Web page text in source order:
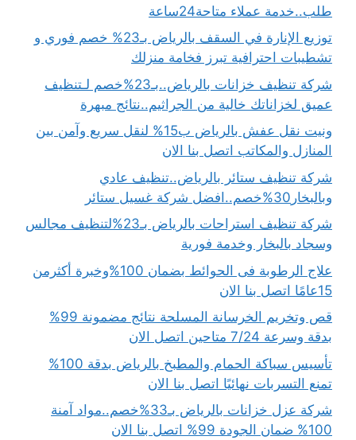
طلب..خدمة عملاء متاحة24ساعة
توزيع الإنارة في السقف بالرياض بـ23% خصم فوري و
تشطيبات احترافية تبرز فخامة منزلك
شركة تنظيف خزانات بالرياض..بـ23%خصم لـتنظيف
عميق لخزاناتك خالية من الجراثيم..نتائج مبهرة
ونيت نقل عفش بالرياض ب15% لنقل سريع وآمن بين
المنازل والمكاتب اتصل بنا الان
شركة تنظيف ستائر بالرياض..تنظيف عادي
وبالبخار30%خصم..افضل شركة غسيل ستائر
شركة تنظيف استراحات بالرياض بـ23%لتنظيف مجالس
وسجاد بالبخار وخدمة فورية
علاج الرطوبة فى الحوائط بضمان 100%وخبرة أكثرمن
15عامًا اتصل بنا الان
قص وتخريم الخرسانة المسلحة نتائج مضمونة 99%
بدقة وسرعة 7/24 متاحين اتصل الان
تأسيس سباكة الحمام والمطبخ بالرياض بدقة 100%
تمنع التسربات نهائيًا اتصل بنا الان
شركة عزل خزانات بالرياض بـ33%خصم..مواد آمنة
100% ضمان الجودة 99% اتصل بنا الان